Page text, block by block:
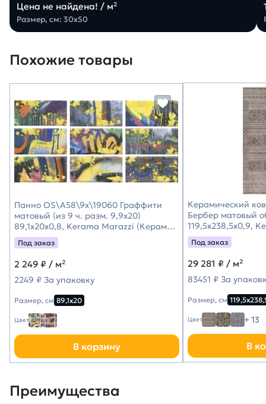
Цена не найдена! / м²
Размер, см: 30х50
Похожие товары
Панно OS\A58\9x\19060 Граффити
матовый (из 9 ч. разм. 9,9x20)
89,1x20x0,8, Kerama Marazzi (Керама
Марацци)
Под заказ
2 249 ₽ / м²
2249 ₽ За упаковку
Размер, см 89,1х20
Цвет
В корзину
Керамический
Бербер матовый
119,5x238,5x0,9,
(Керама
Под заказ
29 281 ₽ / м²
83451 ₽ За
Размер, см
Цвет + 13
В
Преимущества